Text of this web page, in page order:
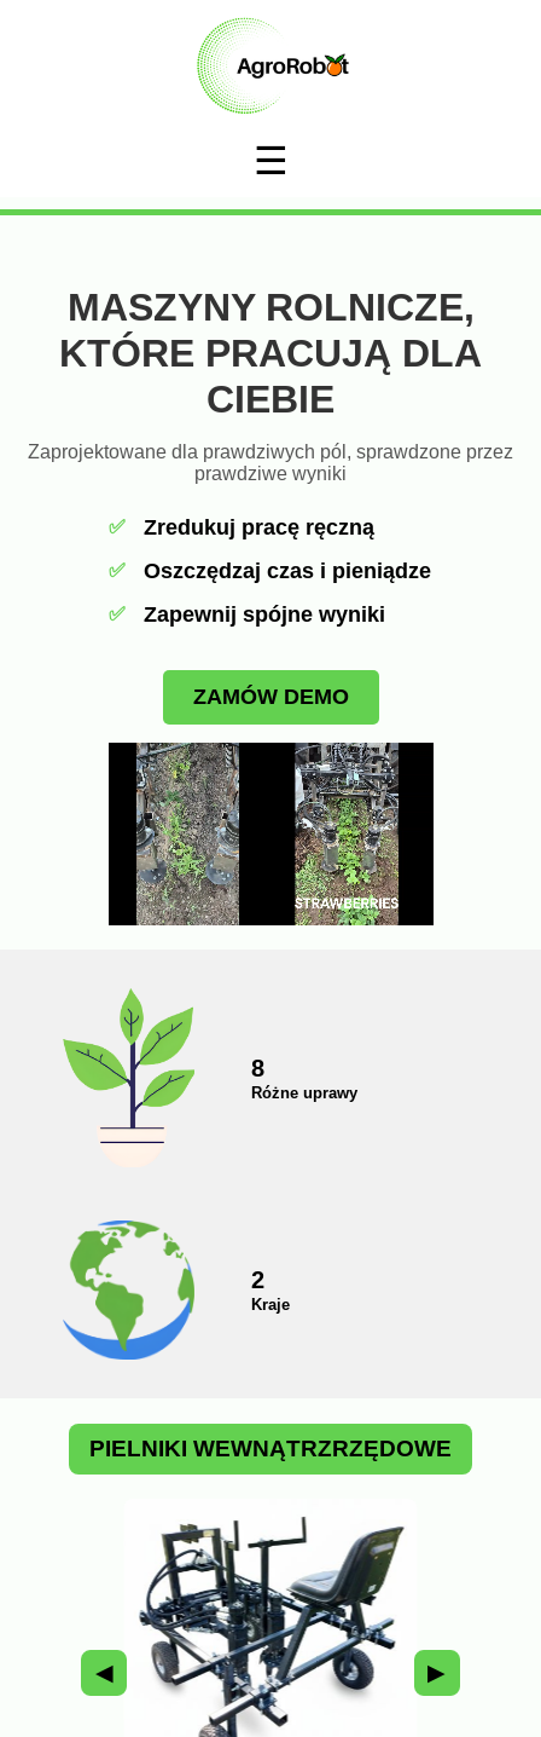
☰
MASZYNY ROLNICZE,
KTÓRE PRACUJĄ DLA
CIEBIE
Zaprojektowane dla prawdziwych pól, sprawdzone przez
prawdziwe wyniki
✅ Zredukuj pracę ręczną
✅ Oszczędzaj czas i pieniądze
✅ Zapewnij spójne wyniki
ZAMÓW DEMO
8
Różne uprawy
2
Kraje
PIELNIKI WEWNĄTRZRZĘDOWE
◀ ▶